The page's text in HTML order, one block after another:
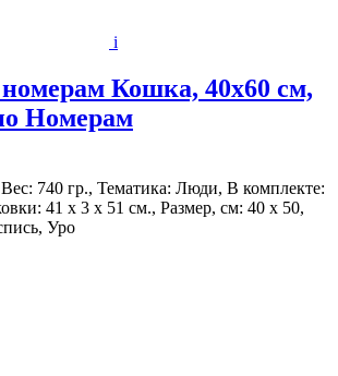
i
Кошка, 40x60 см,
Номерам
740 гр., Тематика: Люди, В комплекте:
41 x 3 x 51 см., Размер, см: 40 x 50,
Уро